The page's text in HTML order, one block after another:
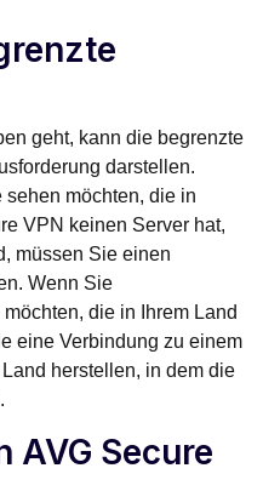
geht, kann die begrenzte
darstellen.
möchten, die in
VPN keinen Server hat,
müssen Sie einen
Wenn Sie
die in Ihrem Land
eine Verbindung zu einem
herstellen, in dem die
AVG Secure